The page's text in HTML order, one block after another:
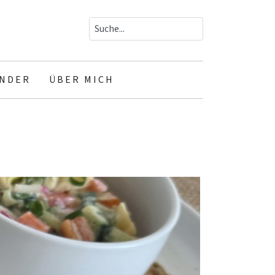
ÜBER MICH